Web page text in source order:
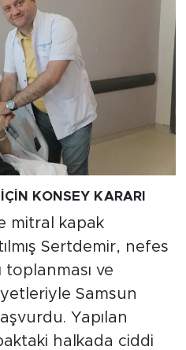
KONSEY KARARI
mitral kapak
Sertdemir, nefes
toplanması ve
Samsun
Yapılan
halkada ciddi